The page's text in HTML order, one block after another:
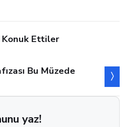
Konuk Ettiler
Bu Müzede
yaz!